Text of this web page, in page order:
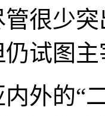
管很少
试图
内外的“